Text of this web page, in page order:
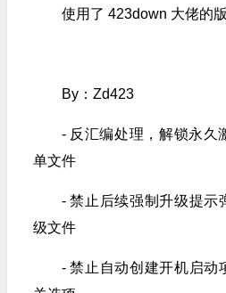
使用了 423down 大佬的
By：Zd423
- 反汇编处理，解锁永久
单文件
- 禁止后续强制升级提示
级文件
- 禁止自动创建开机启动